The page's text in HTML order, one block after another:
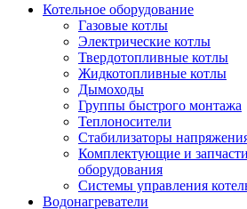
Котельное оборудование
Газовые котлы
Электрические котлы
Твердотопливные котлы
Жидкотопливные котлы
Дымоходы
Группы быстрого монтажа
Теплоносители
Стабилизаторы
Комплектующие и
оборудования
Системы управления
Водонагреватели